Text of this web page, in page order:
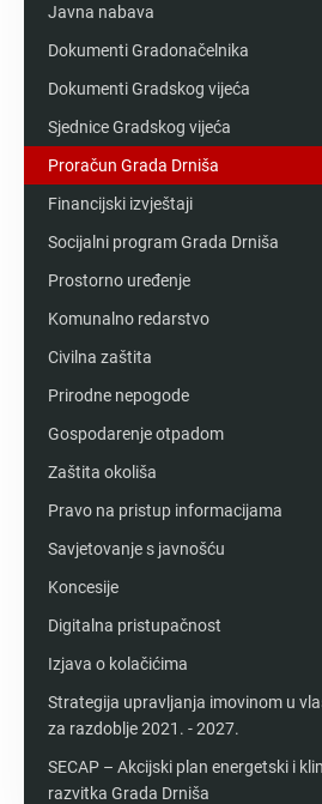
Javna nabava
Dokumenti Gradonačelnika
Dokumenti Gradskog vijeća
Sjednice Gradskog vijeća
Proračun Grada Drniša
Financijski izvještaji
Socijalni program Grada Drniša
Prostorno uređenje
Komunalno redarstvo
Civilna zaštita
Prirodne nepogode
Gospodarenje otpadom
Zaštita okoliša
Pravo na pristup informacijama
Savjetovanje s javnošću
Koncesije
Digitalna pristupačnost
Izjava o kolačićima
Strategija upravljanja imovinom u
za razdoblje 2021. - 2027.
SECAP – Akcijski plan energetski i
razvitka Grada Drniša